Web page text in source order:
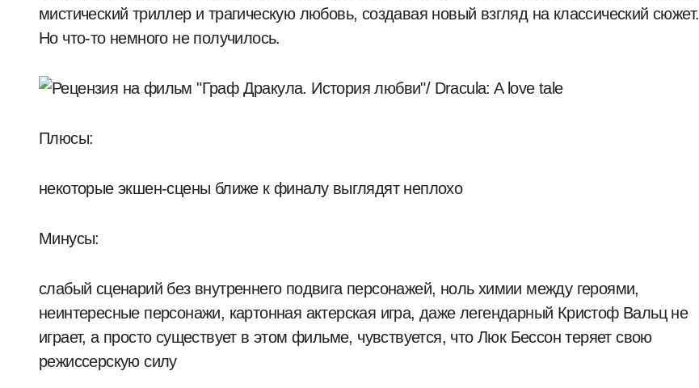
мистический триллер и трагическую любовь, создавая новый взгляд на классический сюжет.
Но что-то немного не получилось.
Плюсы:
некоторые экшен-сцены ближе к финалу выглядят неплохо
Минусы:
слабый сценарий без внутреннего подвига персонажей, ноль химии между героями,
неинтересные персонажи, картонная актерская игра, даже легендарный Кристоф Вальц не
играет, а просто существует в этом фильме, чувствуется, что Люк Бессон теряет свою
режиссерскую силу